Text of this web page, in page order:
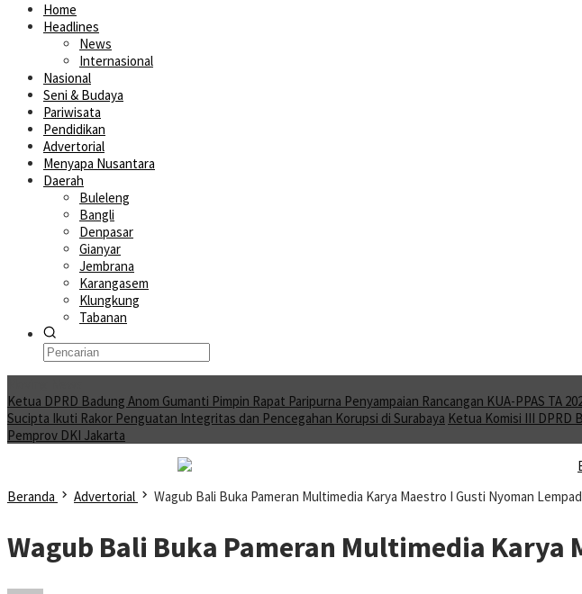
Home
Headlines
News
Internasional
Nasional
Seni & Budaya
Pariwisata
Pendidikan
Advertorial
Menyapa Nusantara
Daerah
Buleleng
Bangli
Denpasar
Gianyar
Jembrana
Karangasem
Klungkung
Tabanan
Ketua DPRD Badung Anom Gumanti Pimpin Rapat Paripurna Penyampaian Rancangan KUA-PPAS TA
Sucipta Ikuti Rakor Penguatan Integritas dan Pencegahan Korupsi di Surabaya Ketua Komisi III DPRD
Pemprov DKI Jakarta
Beranda Advertorial Wagub Bali Buka Pameran Multimedia Karya Maestro I Gusti Nyoman Lempad
Wagub Bali Buka Pameran Multimedia Karya